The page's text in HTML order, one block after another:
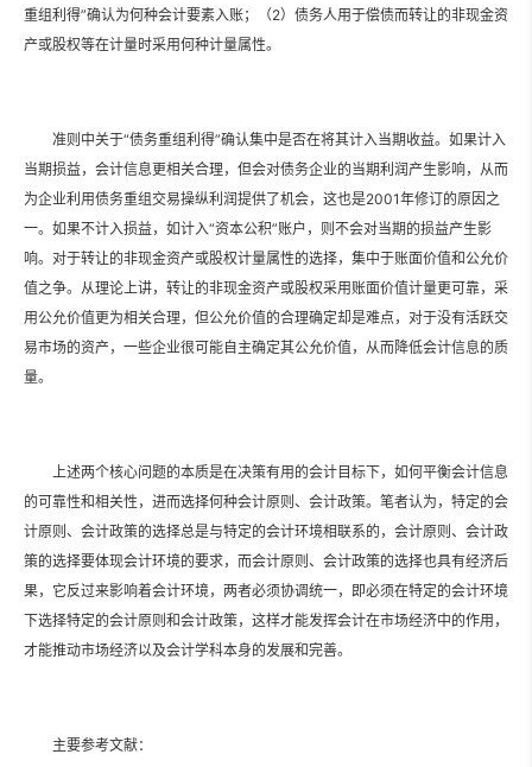
重组利得”确认为何种会计要素入账；（2）债务人用于偿债而转让的非现金资
产或股权等在计量时采用何种计量属性。
准则中关于“债务重组利得”确认集中是否在将其计入当期收益。如果计入
当期损益，会计信息更相关合理，但会对债务企业的当期利润产生影响，从而
为企业利用债务重组交易操纵利润提供了机会，这也是2001年修订的原因之
一。如果不计入损益，如计入“资本公积”账户，则不会对当期的损益产生影
响。对于转让的非现金资产或股权计量属性的选择，集中于账面价值和公允价
值之争。从理论上讲，转让的非现金资产或股权采用账面价值计量更可靠，采
用公允价值更为相关合理，但公允价值的合理确定却是难点，对于没有活跃交
易市场的资产，一些企业很可能自主确定其公允价值，从而降低会计信息的质
量。
上述两个核心问题的本质是在决策有用的会计目标下，如何平衡会计信息
的可靠性和相关性，进而选择何种会计原则、会计政策。笔者认为，特定的会
计原则、会计政策的选择总是与特定的会计环境相联系的，会计原则、会计政
策的选择要体现会计环境的要求，而会计原则、会计政策的选择也具有经济后
果，它反过来影响着会计环境，两者必须协调统一，即必须在特定的会计环境
下选择特定的会计原则和会计政策，这样才能发挥会计在市场经济中的作用，
才能推动市场经济以及会计学科本身的发展和完善。
主要参考文献：